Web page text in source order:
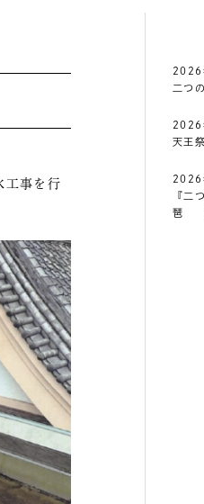
工事を行
2026
二つ
2026
天王祭
2026
『二
琶